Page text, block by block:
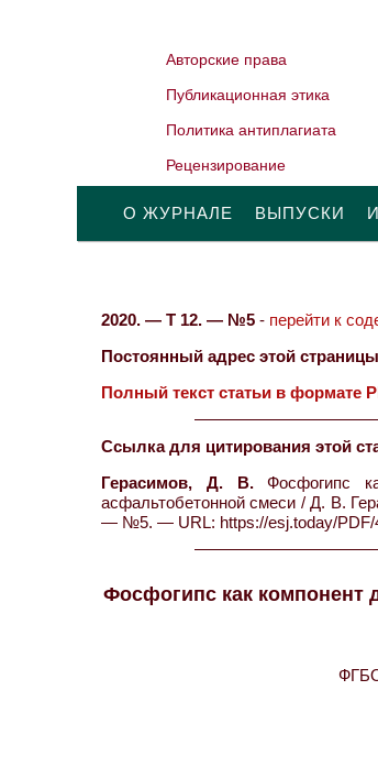
Авторские права
Публикационная этика
Политика антиплагиата
Рецензирование
О ЖУРНАЛЕ ВЫПУСКИ
2020. — Т 12. — №5 - перейти к
Постоянный адрес этой страницы
Полный текст статьи в формате
Ссылка для цитирования этой
Герасимов, Д. В.Фосфогипс
асфальтобетонной смеси / Д. В.
— №5. — URL: https://esj.today/PDF/
Фосфогипс как компонент